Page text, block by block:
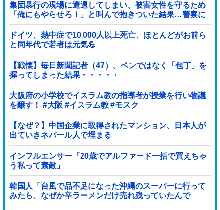
集団暴行の現場に遭遇してしまい、被害女性を守るため
「俺にもやらせろ！」と叫んで抱きついた結果…警察に
連行され〇〇扱いされる悲劇へ←機転を利かせた結果が
裏目に出すぎて惨事
ドイツ、熱中症で10,000人以上死亡、ほとんどがお前ら
と同年代で若者は元気💪
【戦慄】毎日新聞記者（47）、ペンではなく「包丁」を
握ってしまった結果・・・・・
大阪府の小学校でイスラム教の指導者が授業を行い物議
を醸す！ #大阪 #イスラム教 #モスク
【なぜ？】中国企業に取得されたマンション、日本人が
出ていきネパール人で埋まる
インフルエンサー「20歳でアルファード一括で買えちゃ
う私って素敵」
韓国人「台風で品不足になった沖縄のスーパーに行って
みたら、なぜか辛ラーメンだけ売れ残っていたんで
す…」